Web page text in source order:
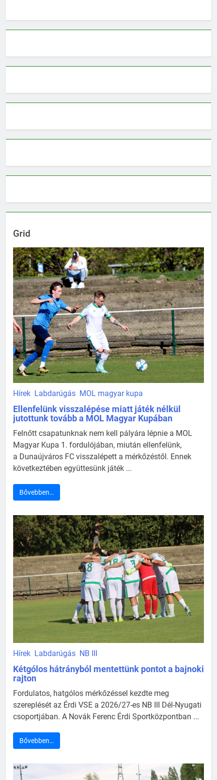
Grid
Hírek Labdarúgás MOL magyar kupa
Ellenfelünk visszalépése miatt játék nélkül
jutottunk tovább a MOL Magyar Kupában
Felnőtt csapatunknak nem kell pályára lépnie a MOL
Magyar Kupa 1. fordulójában, miután ellenfelünk,
a Dunaújváros FC visszalépett a mérkőzéstől. Ennek
következtében együttesünk játék ...
Bővebben…
Hírek Labdarúgás NB III
Kétgólos hátrányból mentettünk pontot a bajnoki
rajton
Fordulatos, hatgólos mérkőzéssel kezdte meg
szereplését az Érdi VSE a 2026/27-es NB III Dél-Nyugati
csoportjában. A Novák Ferenc Érdi Sportközpontban ...
Bővebben…